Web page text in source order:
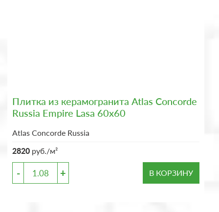
Плитка из керамогранита Atlas Concorde
Russia Empire Lasa 60x60
Atlas Concorde Russia
2820 руб./м²
- + В КОРЗИНУ